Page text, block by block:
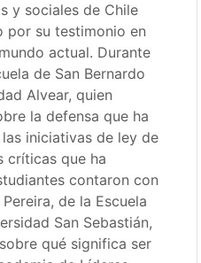
y sociales de Chile
por su testimonio en
actual. Durante
de San Bernardo
Alvear, quien
la defensa que ha
iniciativas de ley de
críticas que ha
contaron con
de la Escuela
San Sebastián,
qué significa ser